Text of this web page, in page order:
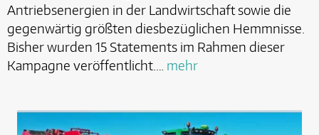
Antriebsenergien in der Landwirtschaft sowie die
gegenwärtig größten diesbezüglichen Hemmnisse.
Bisher wurden 15 Statements im Rahmen dieser
Kampagne veröffentlicht.… mehr